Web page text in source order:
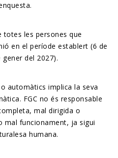
totes les persones que
en el període establert (6 de
del 2027).
automàtics implica la seva
FGC no és responsable
mal dirigida o
mal funcionament, ja sigui
humana.